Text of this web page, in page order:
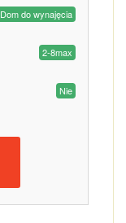
Dom do wynajęcia
2-8max
Nie